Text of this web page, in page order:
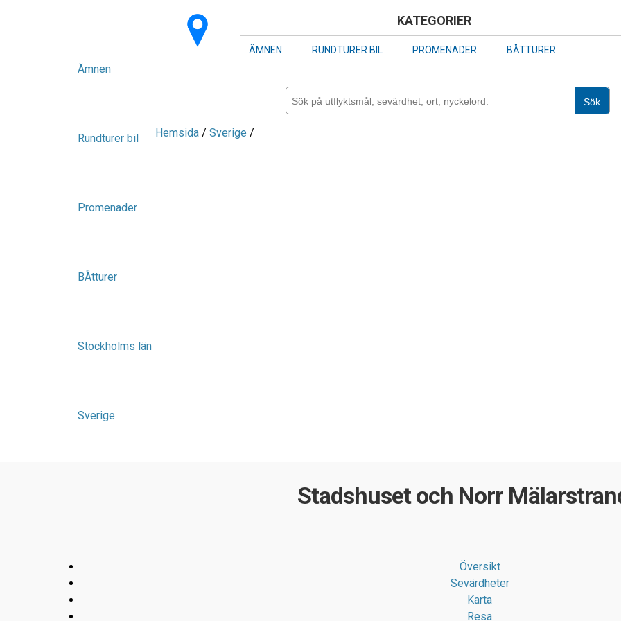
to
main
Ämnen
Rundturer bil
Promenader
BÅtturer
Stockholms län
Sverige
KATEGORIER
ÄMNEN RUNDTURER BIL PROMENADER BÅTTURER
Sök
Hemsida / Sverige /
Stadshuset och Norr
Översikt
Sevärdheter
Karta
Resa